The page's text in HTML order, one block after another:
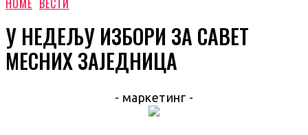
HOME ВЕСТИ
У НЕДЕЉУ ИЗБОРИ ЗА САВЕТ
МЕСНИХ ЗАЈЕДНИЦА
- маркетинг -